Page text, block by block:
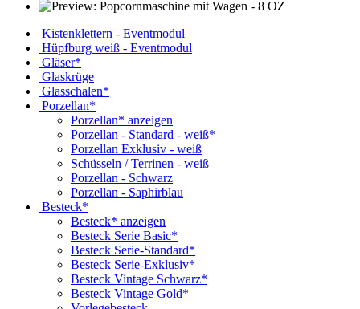
Kistenklettern - Eventmodul
Hüpfburg weiß - Eventmodul
Gläser*
Glaskrüge
Glasschalen*
Porzellan*
Porzellan* anzeigen
Porzellan - Standard - weiß*
Porzellan Exklusiv - weiß
Schüsseln / Terrinen - weiß
Porzellan - Schwarz
Porzellan - Saphirblau
Besteck*
Besteck* anzeigen
Besteck Serie Basic*
Besteck Serie-Standard*
Besteck Serie-Exklusiv*
Besteck Vintage Schwarz*
Besteck Vintage Gold*